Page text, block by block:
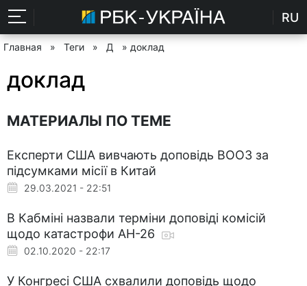
RU
Главная » Теги » Д » доклад
доклад
МАТЕРИАЛЫ ПО ТЕМЕ
Експерти США вивчають доповідь ВООЗ за
підсумками місії в Китай
29.03.2021 - 22:51
В Кабміні назвали терміни доповіді комісій
щодо катастрофи АН-26
02.10.2020 - 22:17
У Конгресі США схвалили доповідь щодо